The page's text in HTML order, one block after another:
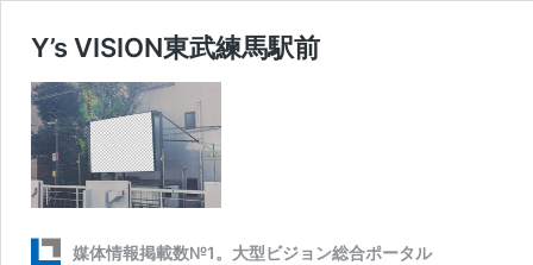
Y’s VISION東武練馬駅前
媒体情報掲載数№1。大型ビジョン総合ポータル